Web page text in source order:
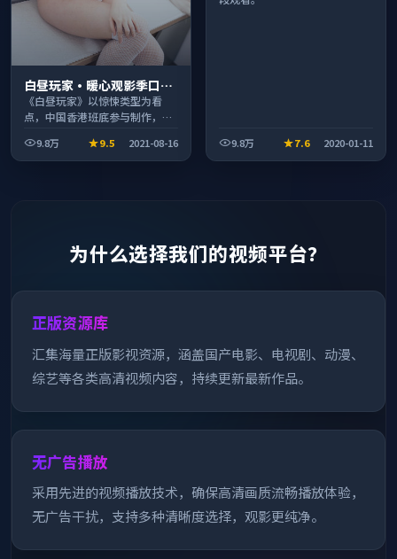
白昼玩家·暖心观影季口碑
发酵持续升温
《白昼玩家》以惊悚类型为看
点，中国香港班底参与制作，叙
段观看。
9.8万 9.5 2021-08-16 9.8万 7.6 2020-01-11
为什么选择我们的视频平台？
正版资源库
汇集海量正版影视资源，涵盖国产电影、电视剧、动漫、
综艺等各类高清视频内容，持续更新最新作品。
无广告播放
采用先进的视频播放技术，确保高清画质流畅播放体验，
无广告干扰，支持多种清晰度选择，观影更纯净。